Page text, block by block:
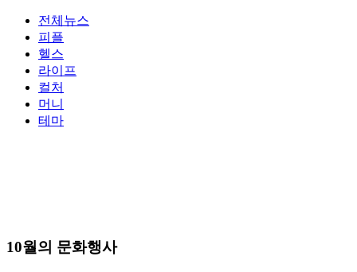
전체뉴스
피플
헬스
라이프
컬처
머니
테마
10월의 문화행사